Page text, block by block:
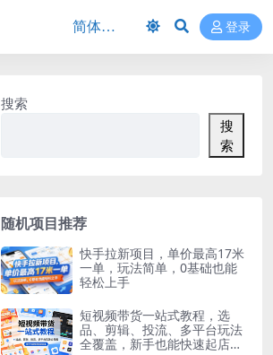
登录
搜索
搜
索
随机项目推荐
快手拉新项目，单价最高17米
一单，玩法简单，0基础也能
轻松上手
短视频带货一站式教程，选
品、剪辑、投流、多平台玩法
全覆盖，新手也能快速起店出